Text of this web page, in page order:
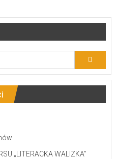
„LITERACKA WALIZKA”